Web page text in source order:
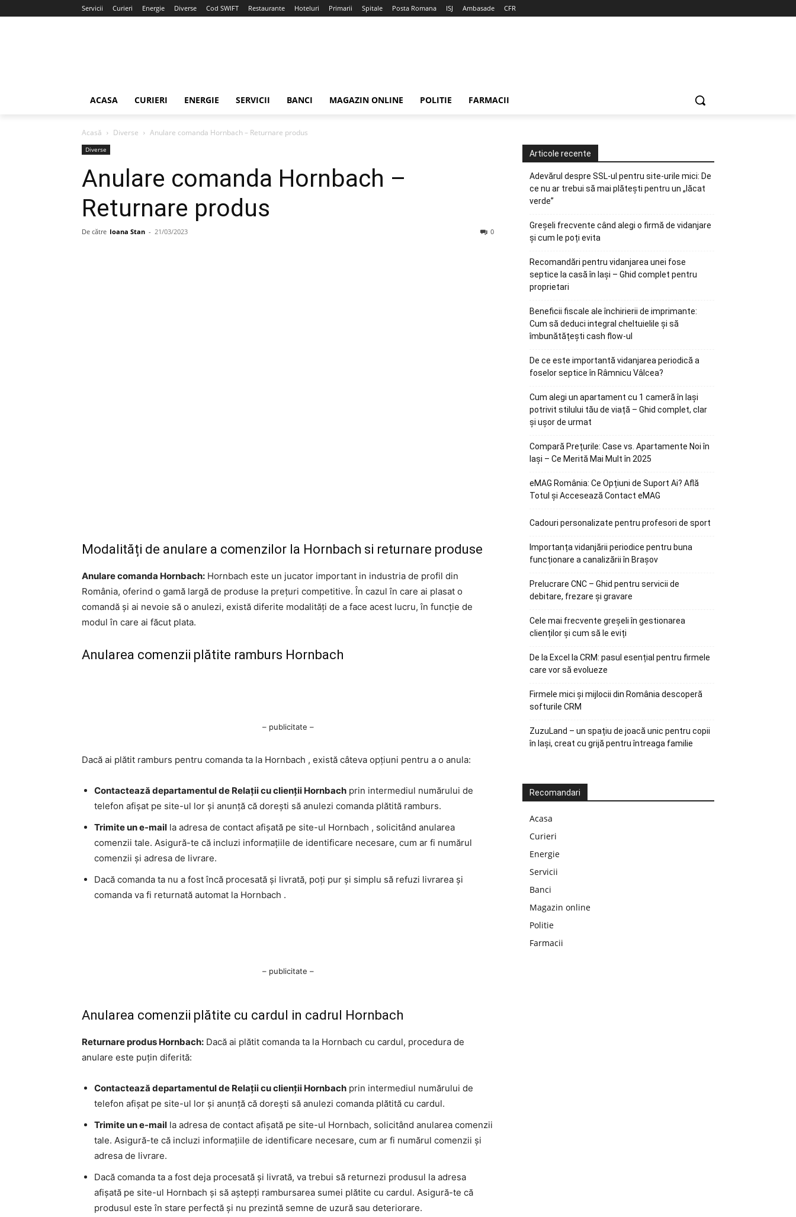
Servicii Curieri Energie Diverse Cod SWIFT Restaurante Hoteluri Primarii Spitale Posta Romana ISJ Ambasade CFR
ACASA CURIERI ENERGIE SERVICII BANCI MAGAZIN ONLINE POLITIE FARMACII
Acasă Diverse Anulare comanda Hornbach – Returnare produs
Diverse
Anulare comanda Hornbach –
Returnare produs
De către Ioana Stan - 21/03/2023 0
Modalități de anulare a comenzilor la Hornbach si returnare produse
Anulare comanda Hornbach: Hornbach este un jucator important in industria de profil din
România, oferind o gamă largă de produse la prețuri competitive. În cazul în care ai plasat o
comandă și ai nevoie să o anulezi, există diferite modalități de a face acest lucru, în funcție de
modul în care ai făcut plata.
Anularea comenzii plătite ramburs Hornbach
– publicitate –
Dacă ai plătit ramburs pentru comanda ta la Hornbach , există câteva opțiuni pentru a o anula:
Contactează departamentul de Relații cu clienții Hornbach prin intermediul numărului de
telefon afișat pe site-ul lor și anunță că dorești să anulezi comanda plătită ramburs.
Trimite un e-mail la adresa de contact afișată pe site-ul Hornbach , solicitând anularea
comenzii tale. Asigură-te că incluzi informațiile de identificare necesare, cum ar fi numărul
comenzii și adresa de livrare.
Dacă comanda ta nu a fost încă procesată și livrată, poți pur și simplu să refuzi livrarea și
comanda va fi returnată automat la Hornbach .
– publicitate –
Anularea comenzii plătite cu cardul in cadrul Hornbach
Returnare produs Hornbach: Dacă ai plătit comanda ta la Hornbach cu cardul, procedura de
anulare este puțin diferită:
Contactează departamentul de Relații cu clienții Hornbach prin intermediul numărului de
telefon afișat pe site-ul lor și anunță că dorești să anulezi comanda plătită cu cardul.
Trimite un e-mail la adresa de contact afișată pe site-ul Hornbach, solicitând anularea comenzii
tale. Asigură-te că incluzi informațiile de identificare necesare, cum ar fi numărul comenzii și
adresa de livrare.
Dacă comanda ta a fost deja procesată și livrată, va trebui să returnezi produsul la adresa
afișată pe site-ul Hornbach și să aștepți rambursarea sumei plătite cu cardul. Asigură-te că
produsul este în stare perfectă și nu prezintă semne de uzură sau deteriorare.
Articole recente
Adevărul despre SSL-ul pentru site-urile mici: De
ce nu ar trebui să mai plătești pentru un „lăcat
verde”
Greșeli frecvente când alegi o firmă de vidanjare
și cum le poți evita
Recomandări pentru vidanjarea unei fose
septice la casă în Iași – Ghid complet pentru
proprietari
Beneficii fiscale ale închirierii de imprimante:
Cum să deduci integral cheltuielile și să
îmbunătățești cash flow-ul
De ce este importantă vidanjarea periodică a
foselor septice în Râmnicu Vâlcea?
Cum alegi un apartament cu 1 cameră în Iași
potrivit stilului tău de viață – Ghid complet, clar
și ușor de urmat
Compară Prețurile: Case vs. Apartamente Noi în
Iași – Ce Merită Mai Mult în 2025
eMAG România: Ce Opțiuni de Suport Ai? Află
Totul și Accesează Contact eMAG
Cadouri personalizate pentru profesori de sport
Importanța vidanjării periodice pentru buna
funcționare a canalizării în Brașov
Prelucrare CNC – Ghid pentru servicii de
debitare, frezare și gravare
Cele mai frecvente greșeli în gestionarea
clienților și cum să le eviți
De la Excel la CRM: pasul esențial pentru firmele
care vor să evolueze
Firmele mici și mijlocii din România descoperă
softurile CRM
ZuzuLand – un spațiu de joacă unic pentru copii
în Iași, creat cu grijă pentru întreaga familie
Recomandari
Acasa
Curieri
Energie
Servicii
Banci
Magazin online
Politie
Farmacii